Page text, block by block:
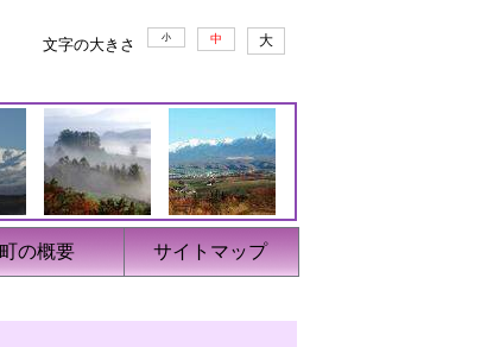
大
中
小
文字の大きさ
町の概要 サイトマップ